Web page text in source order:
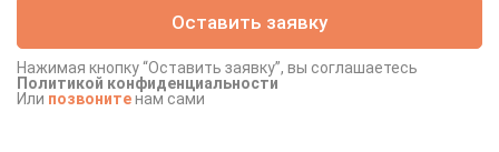
Оставить заявку
Нажимая кнопку “Оставить заявку”, вы соглашаетесь
Политикой конфиденциальности
Или позвонитенам сами
Оставить заявку